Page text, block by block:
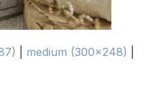
medium (300x248)